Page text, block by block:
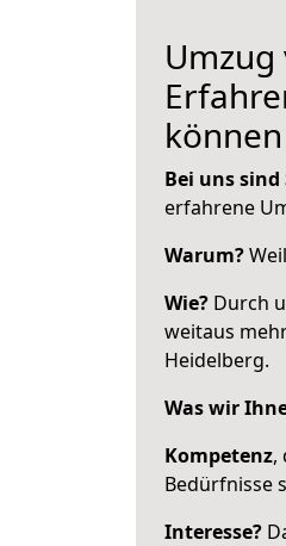
können
Bei uns
erfahrene
Warum?
Wie? Durch
weitaus
Heidelberg.
Was wir
Kompetenz,
Bedürfnisse
Interesse?